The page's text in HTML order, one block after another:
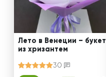
Лето в Венеции – букет
из хризантем
30